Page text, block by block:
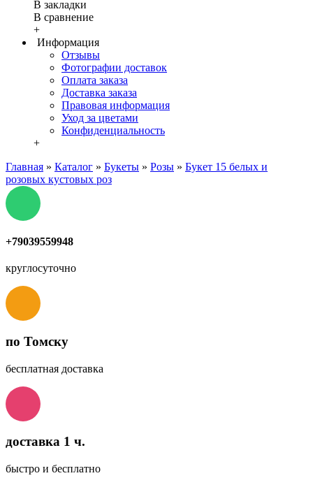
В закладки
В сравнение
+
Информация
Отзывы
Фотографии доставок
Оплата заказа
Доставка заказа
Правовая информация
Уход за цветами
Конфиденциальность
+
Главная » Каталог » Букеты » Розы » Букет 15 белых и
розовых кустовых роз
+79039559948
круглосуточно
по Томску
бесплатная доставка
доставка 1 ч.
быстро и бесплатно